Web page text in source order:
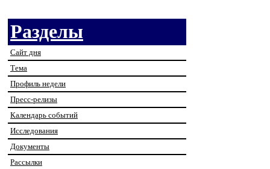
Разделы
Сайт дня
Тема
Профиль недели
Пресс-релизы
Календарь событий
Исследования
Документы
Рассылки